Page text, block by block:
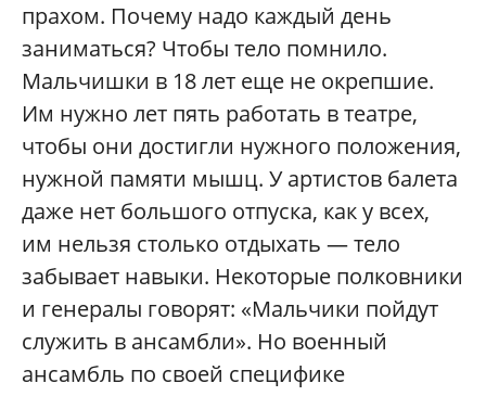
прахом. Почему надо каждый день
заниматься? Чтобы тело помнило.
Мальчишки в 18 лет еще не окрепшие.
Им нужно лет пять работать в театре,
чтобы они достигли нужного положения,
нужной памяти мышц. У артистов балета
даже нет большого отпуска, как у всех,
им нельзя столько отдыхать — тело
забывает навыки. Некоторые полковники
и генералы говорят: «Мальчики пойдут
служить в ансамбли». Но военный
ансамбль по своей специфике